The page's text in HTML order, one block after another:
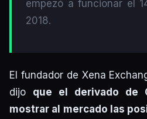
empezó a funcionar el
2018.
El fundador de Xena
dijo que el derivado de
mostrar al mercado las